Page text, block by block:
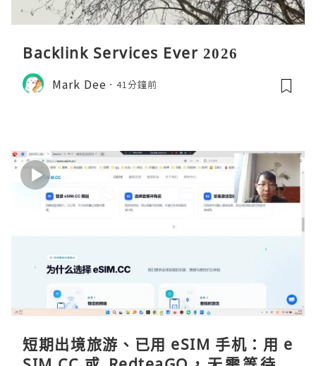
Backlink Services Ever 2026
Mark Dee 41分鐘前
短期出境旅游、已用 eSIM 手机：用 e